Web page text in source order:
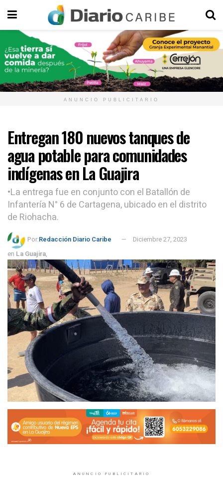
ANUNCIO PUBLICITARIO
Entregan 180 nuevos tanques de
agua potable para comunidades
indígenas en La Guajira
•La entrega fue en conjunto con el Batallón de
Infantería N° 6 de Cartagena, ubicado en el distrito
de Riohacha.
Por:Redacción Diario Caribe
Diciembre 27, 2023
en La Guajira,
ANUNCIO PUBLICITARIO